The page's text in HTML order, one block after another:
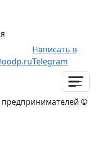
Написать в
Telegram
©